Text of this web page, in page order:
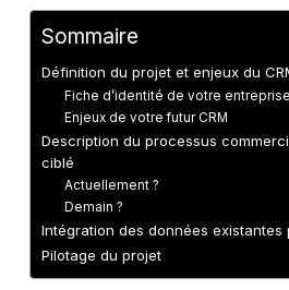
Sommaire
Définition du projet et enjeux du
Fiche d’identité de votre entreprise
Enjeux de votre futur CRM
Description du processus
ciblé
Actuellement ?
Demain ?
Intégration des données existantes
Pilotage du projet